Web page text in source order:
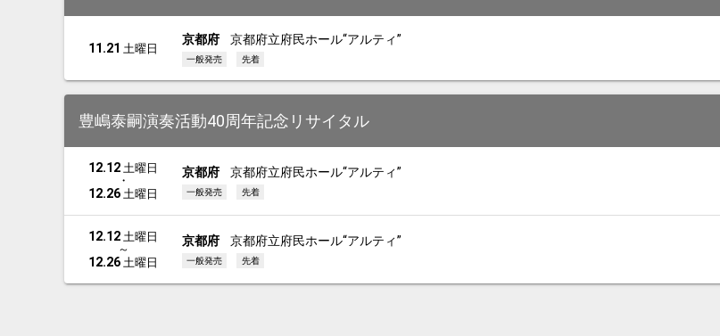
11.21 土曜日
京都府 京都府立府民ホール“アルティ”
一般発売 先着
豊嶋泰嗣演奏活動40周年記念リサイタル
12.12 土曜日
・
12.26 土曜日
京都府 京都府立府民ホール“アルティ”
一般発売 先着
12.12 土曜日
～
12.26 土曜日
京都府 京都府立府民ホール“アルティ”
一般発売 先着